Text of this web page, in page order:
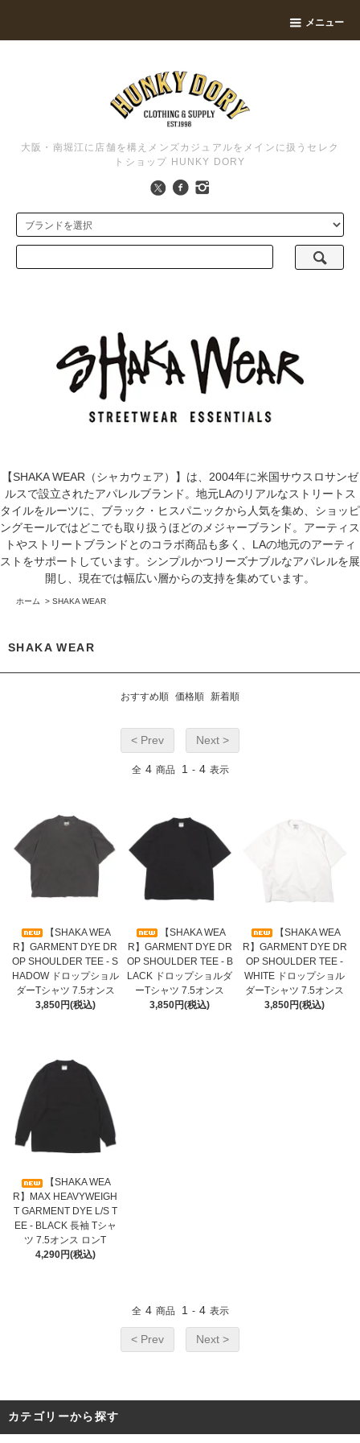
メニュー
大阪・南堀江に店舗を構えメンズカジュアルをメインに扱うセレク
トショップ HUNKY DORY
【SHAKA WEAR（シャカウェア）】は、2004年に米国サウスロサンゼ
ルスで設立されたアパレルブランド。地元LAのリアルなストリートス
タイルをルーツに、ブラック・ヒスパニックから人気を集め、ショッピ
ングモールではどこでも取り扱うほどのメジャーブランド。アーティス
トやストリートブランドとのコラボ商品も多く、LAの地元のアーティ
ストをサポートしています。シンプルかつリーズナブルなアパレルを展
開し、現在では幅広い層からの支持を集めています。
ホーム > SHAKA WEAR
SHAKA WEAR
おすすめ順 価格順 新着順
< Prev Next >
全 4 商品 1 - 4 表示
【SHAKA WEA
R】GARMENT DYE DR
OP SHOULDER TEE - S
HADOW ドロップショル
ダーTシャツ 7.5オンス
3,850円(税込)
【SHAKA WEA
R】GARMENT DYE DR
OP SHOULDER TEE - B
LACK ドロップショルダ
ーTシャツ 7.5オンス
3,850円(税込)
【SHAKA WEA
R】GARMENT DYE DR
OP SHOULDER TEE -
WHITE ドロップショル
ダーTシャツ 7.5オンス
3,850円(税込)
【SHAKA WEA
R】MAX HEAVYWEIGH
T GARMENT DYE L/S T
EE - BLACK 長袖 Tシャ
ツ 7.5オンス ロンT
4,290円(税込)
全 4 商品 1 - 4 表示
< Prev Next >
カテゴリーから探す